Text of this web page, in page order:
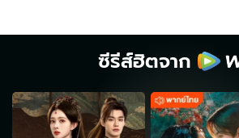
ซีรีส์ฮิตจาก